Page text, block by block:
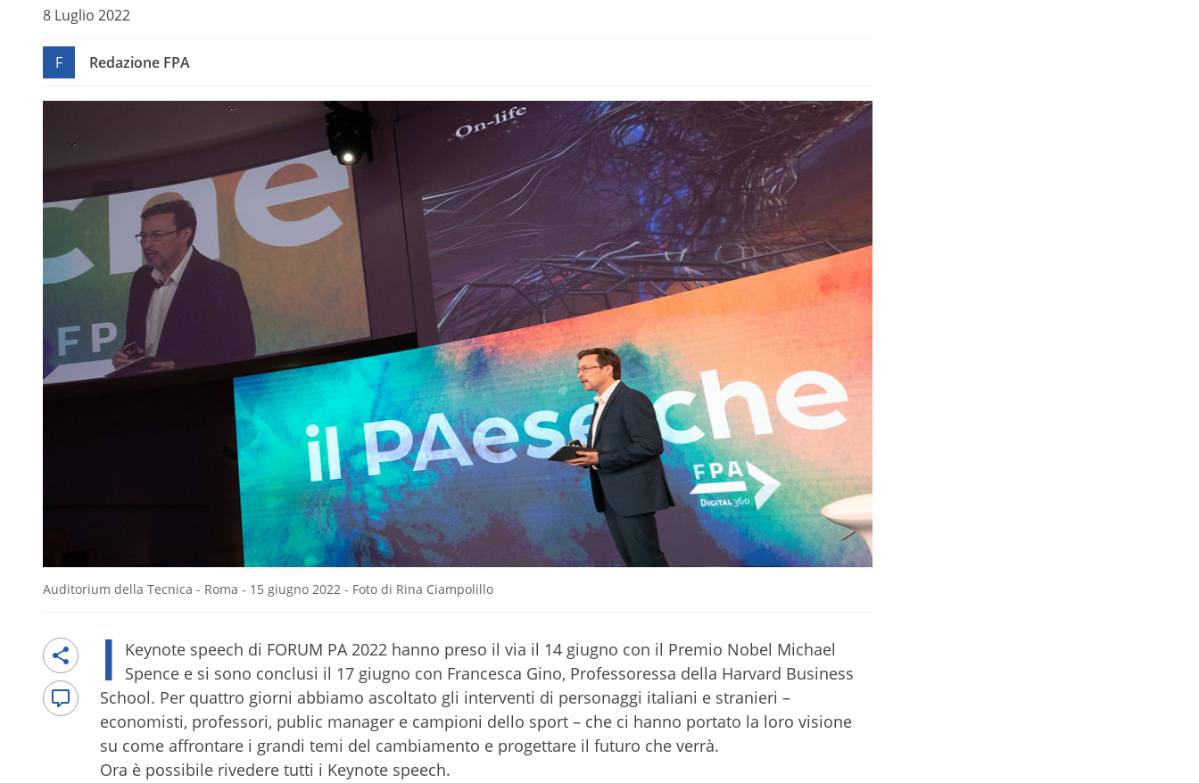
8 Luglio 2022
F Redazione FPA
Auditorium della Tecnica - Roma - 15 giugno 2022 - Foto di Rina Ciampolillo
I
Keynote speech di FORUM PA 2022 hanno preso il via il 14 giugno con il Premio Nobel Michael
Spence e si sono conclusi il 17 giugno con Francesca Gino, Professoressa della Harvard Business
School. Per quattro giorni abbiamo ascoltato gli interventi di personaggi italiani e stranieri –
economisti, professori, public manager e campioni dello sport – che ci hanno portato la loro visione
su come affrontare i grandi temi del cambiamento e progettare il futuro che verrà.
Ora è possibile rivedere tutti i Keynote speech.